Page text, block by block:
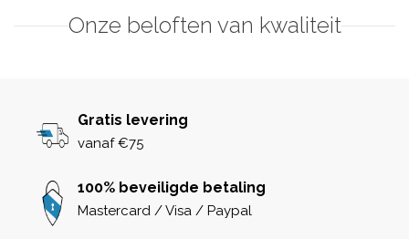
Onze beloften van kwaliteit
Gratis levering
vanaf €75
100% beveiligde betaling
Mastercard / Visa / Paypal